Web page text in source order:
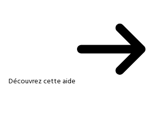
Découvrez cette aide